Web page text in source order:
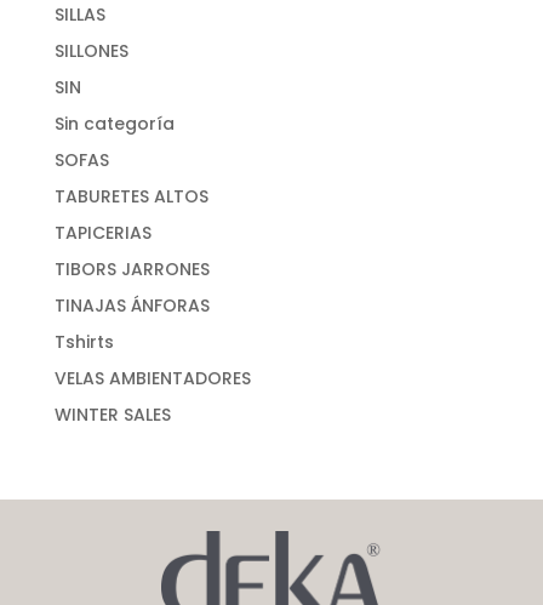
SILLAS
SILLONES
SIN
Sin categoría
SOFAS
TABURETES ALTOS
TAPICERIAS
TIBORS JARRONES
TINAJAS ÁNFORAS
Tshirts
VELAS AMBIENTADORES
WINTER SALES